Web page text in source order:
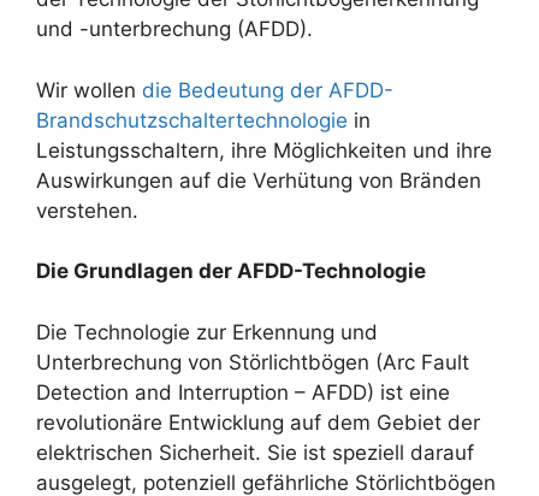
und -unterbrechung (AFDD).
Wir wollen die Bedeutung der AFDD-
Brandschutzschaltertechnologie in
Leistungsschaltern, ihre Möglichkeiten und ihre
Auswirkungen auf die Verhütung von Bränden
verstehen.
Die Grundlagen der AFDD-Technologie
Die Technologie zur Erkennung und
Unterbrechung von Störlichtbögen (Arc Fault
Detection and Interruption – AFDD) ist eine
revolutionäre Entwicklung auf dem Gebiet der
elektrischen Sicherheit. Sie ist speziell darauf
ausgelegt, potenziell gefährliche Störlichtbögen